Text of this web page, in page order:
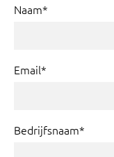
Naam*
Email*
Bedrijfsnaam*